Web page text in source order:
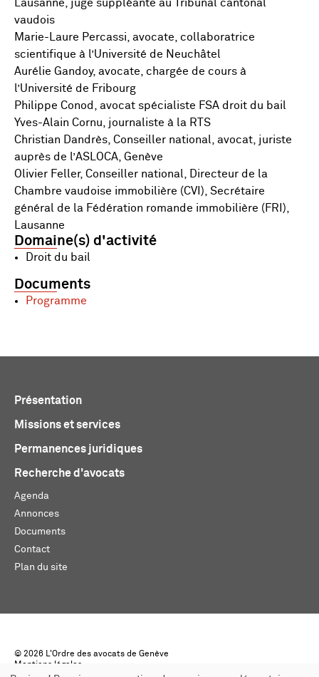
Lausanne, juge suppléante au Tribunal cantonal
vaudois
Marie-Laure Percassi, avocate, collaboratrice
scientifique à l’Université de Neuchâtel
Aurélie Gandoy, avocate, chargée de cours à
l’Université de Fribourg
Philippe Conod, avocat spécialiste FSA droit du bail
Yves-Alain Cornu, journaliste à la RTS
Christian Dandrès, Conseiller national, avocat, juriste
auprès de l’ASLOCA, Genève
Olivier Feller, Conseiller national, Directeur de la
Chambre vaudoise immobilière (CVI), Secrétaire
général de la Fédération romande immobilière (FRI),
Lausanne
Domaine(s) d'activité
Droit du bail
Documents
Programme
Présentation
Missions et services
Permanences juridiques
Recherche d'avocats
Agenda
Annonces
Documents
Contact
Plan du site
© 2026 L'Ordre des avocats de Genève
Mentions légales